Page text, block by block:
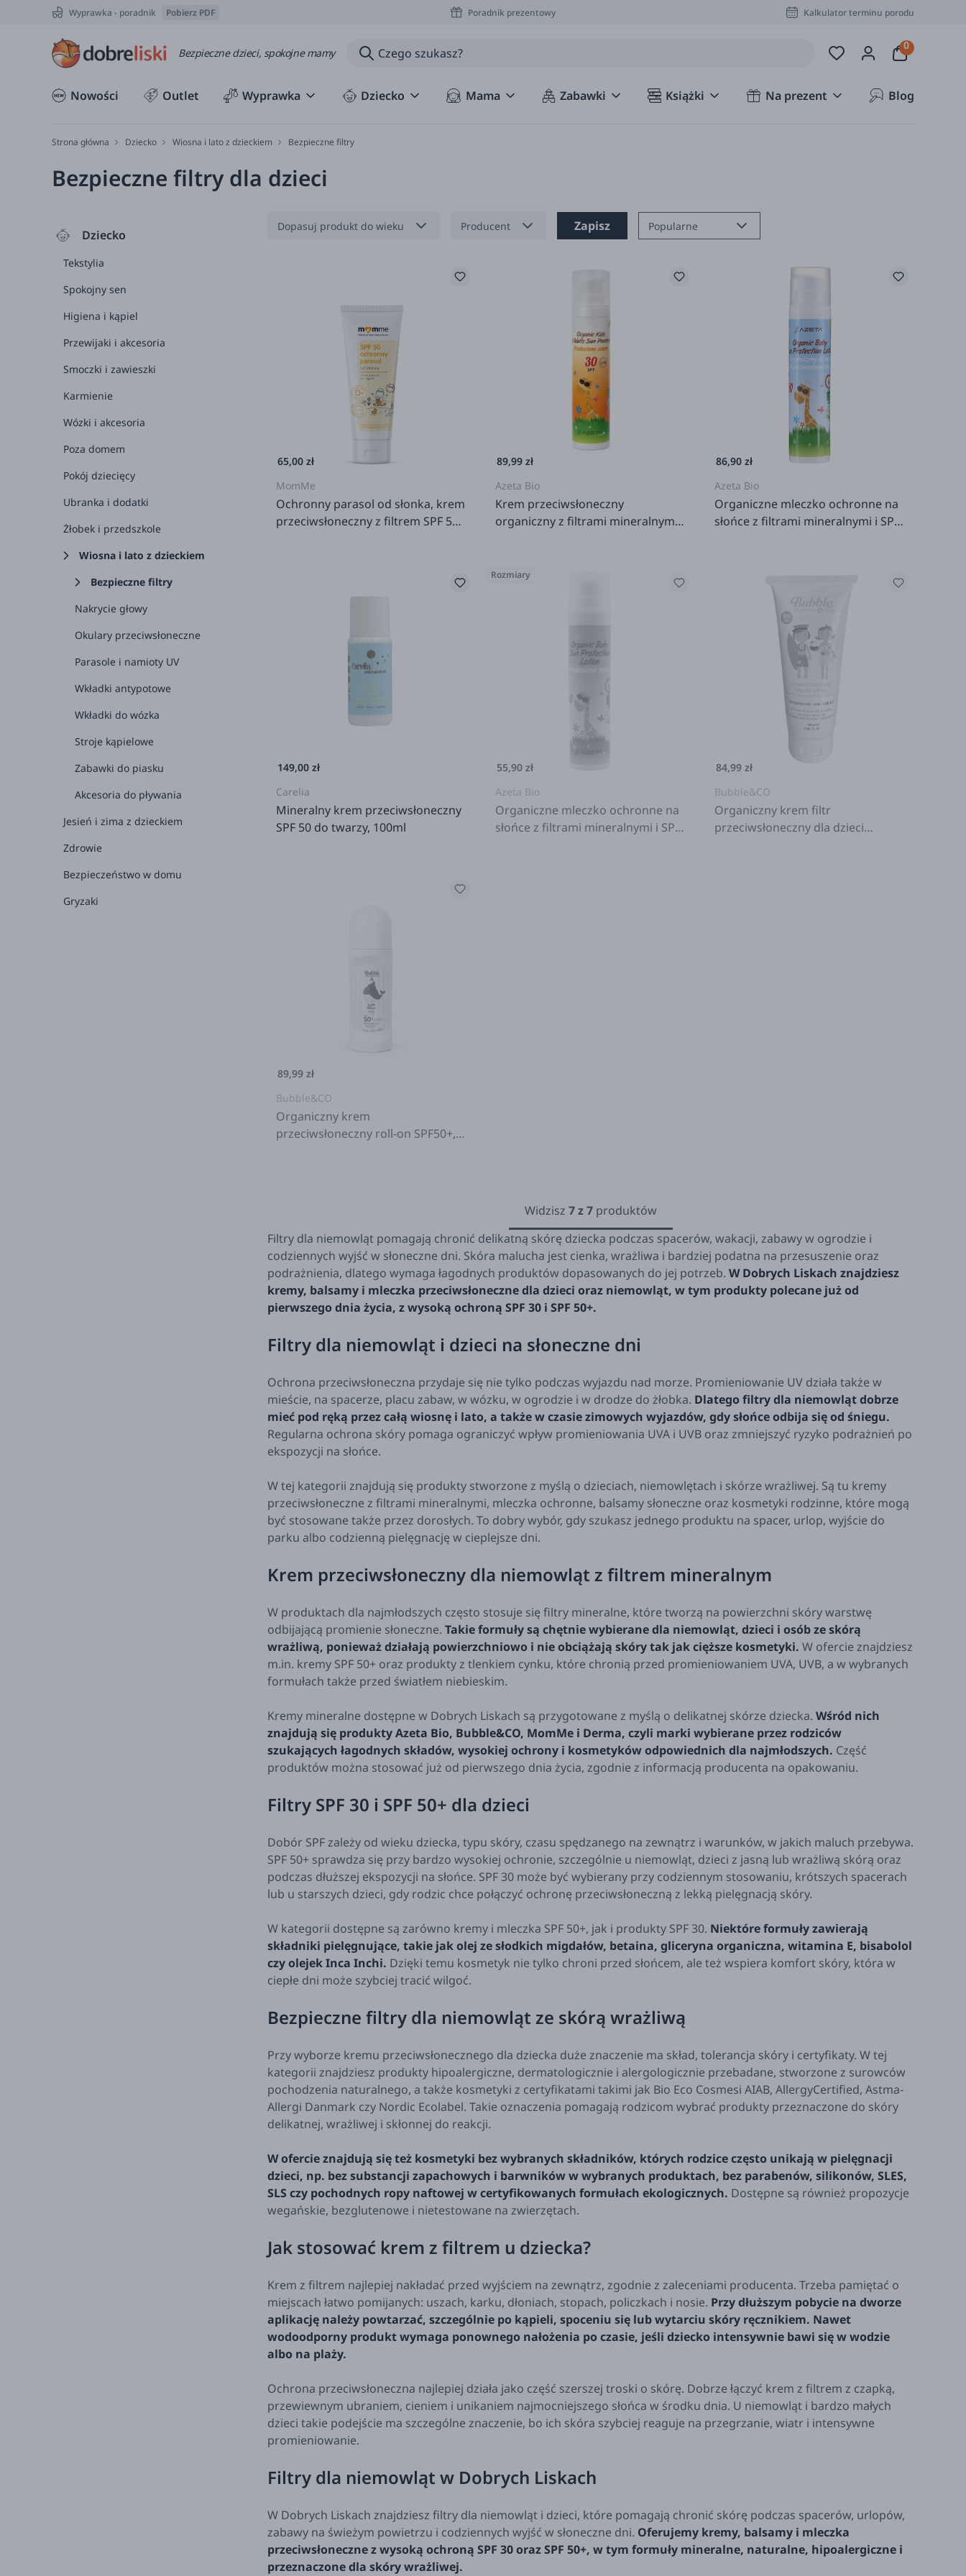
Wyprawka - poradnik Pobierz PDF Poradnik prezentowy Kalkulator terminu porodu
Bezpieczne dzieci, spokojne mamy
Nowości Outlet Wyprawka Dziecko Mama Zabawki Książki Na prezent Blog
Strona główna Dziecko Wiosna i lato z dzieckiem Bezpieczne filtry
Bezpieczne filtry dla dzieci
Dziecko
Tekstylia
Spokojny sen
Higiena i kąpiel
Przewijaki i akcesoria
Smoczki i zawieszki
Karmienie
Wózki i akcesoria
Poza domem
Pokój dziecięcy
Ubranka i dodatki
Żłobek i przedszkole
Wiosna i lato z dzieckiem
Bezpieczne filtry
Nakrycie głowy
Okulary przeciwsłoneczne
Parasole i namioty UV
Wkładki antypotowe
Wkładki do wózka
Stroje kąpielowe
Zabawki do piasku
Akcesoria do pływania
Jesień i zima z dzieckiem
Zdrowie
Bezpieczeństwo w domu
Gryzaki
Dopasuj produkt do wieku
6-12 miesięcy
8+
Producent Zapisz Popularne
65,00 zł
MomMe
Ochronny parasol od słonka, krem
przeciwsłoneczny z filtrem SPF 50,
89,99 zł
Azeta Bio
Krem przeciwsłoneczny
organiczny z filtrami mineralnymi i
86,90 zł
Azeta Bio
Organiczne mleczko ochronne na
słońce z filtrami mineralnymi i SPF
149,00 zł
Carelia
Mineralny krem przeciwsłoneczny
SPF 50 do twarzy, 100ml
Rozmiary
55,90 zł
Azeta Bio
Organiczne mleczko ochronne na
słońce z filtrami mineralnymi i SPF
84,99 zł
Bubble&CO
Organiczny krem filtr
przeciwsłoneczny dla dzieci
89,99 zł
Bubble&CO
Organiczny krem
przeciwsłoneczny roll-on SPF50+,
Widzisz 7z7 produktów
Filtry dla niemowląt pomagają chronić delikatną skórę dziecka podczas spacerów, wakacji, zabawy w ogrodzie i
codziennych wyjść w słoneczne dni. Skóra malucha jest cienka, wrażliwa i bardziej podatna na przesuszenie oraz
podrażnienia, dlatego wymaga łagodnych produktów dopasowanych do jej potrzeb. W Dobrych Liskach znajdziesz
kremy, balsamy i mleczka przeciwsłoneczne dla dzieci oraz niemowląt, w tym produkty polecane już od
pierwszego dnia życia, z wysoką ochroną SPF 30 i SPF 50+.
Filtry dla niemowląt i dzieci na słoneczne dni
Ochrona przeciwsłoneczna przydaje się nie tylko podczas wyjazdu nad morze. Promieniowanie UV działa także w
mieście, na spacerze, placu zabaw, w wózku, w ogrodzie i w drodze do żłobka. Dlatego filtry dla niemowląt dobrze
mieć pod ręką przez całą wiosnę i lato, a także w czasie zimowych wyjazdów, gdy słońce odbija się od śniegu.
Regularna ochrona skóry pomaga ograniczyć wpływ promieniowania UVA i UVB oraz zmniejszyć ryzyko podrażnień po
ekspozycji na słońce.
W tej kategorii znajdują się produkty stworzone z myślą o dzieciach, niemowlętach i skórze wrażliwej. Są tu kremy
przeciwsłoneczne z filtrami mineralnymi, mleczka ochronne, balsamy słoneczne oraz kosmetyki rodzinne, które mogą
być stosowane także przez dorosłych. To dobry wybór, gdy szukasz jednego produktu na spacer, urlop, wyjście do
parku albo codzienną pielęgnację w cieplejsze dni.
Krem przeciwsłoneczny dla niemowląt z filtrem mineralnym
W produktach dla najmłodszych często stosuje się filtry mineralne, które tworzą na powierzchni skóry warstwę
odbijającą promienie słoneczne. Takie formuły są chętnie wybierane dla niemowląt, dzieci i osób ze skórą
wrażliwą, ponieważ działają powierzchniowo i nie obciążają skóry tak jak cięższe kosmetyki. W ofercie znajdziesz
m.in. kremy SPF 50+ oraz produkty z tlenkiem cynku, które chronią przed promieniowaniem UVA, UVB, a w wybranych
formułach także przed światłem niebieskim.
Kremy mineralne dostępne w Dobrych Liskach są przygotowane z myślą o delikatnej skórze dziecka. Wśród nich
znajdują się produkty Azeta Bio, Bubble&CO, MomMe i Derma, czyli marki wybierane przez rodziców
szukających łagodnych składów, wysokiej ochrony i kosmetyków odpowiednich dla najmłodszych. Część
produktów można stosować już od pierwszego dnia życia, zgodnie z informacją producenta na opakowaniu.
Filtry SPF 30 i SPF 50+ dla dzieci
Dobór SPF zależy od wieku dziecka, typu skóry, czasu spędzanego na zewnątrz i warunków, w jakich maluch przebywa.
SPF 50+ sprawdza się przy bardzo wysokiej ochronie, szczególnie u niemowląt, dzieci z jasną lub wrażliwą skórą oraz
podczas dłuższej ekspozycji na słońce. SPF 30 może być wybierany przy codziennym stosowaniu, krótszych spacerach
lub u starszych dzieci, gdy rodzic chce połączyć ochronę przeciwsłoneczną z lekką pielęgnacją skóry.
W kategorii dostępne są zarówno kremy i mleczka SPF 50+, jak i produkty SPF 30. Niektóre formuły zawierają
składniki pielęgnujące, takie jak olej ze słodkich migdałów, betaina, gliceryna organiczna, witamina E, bisabolol
czy olejek Inca Inchi. Dzięki temu kosmetyk nie tylko chroni przed słońcem, ale też wspiera komfort skóry, która w
ciepłe dni może szybciej tracić wilgoć.
Bezpieczne filtry dla niemowląt ze skórą wrażliwą
Przy wyborze kremu przeciwsłonecznego dla dziecka duże znaczenie ma skład, tolerancja skóry i certyfikaty. W tej
kategorii znajdziesz produkty hipoalergiczne, dermatologicznie i alergologicznie przebadane, stworzone z surowców
pochodzenia naturalnego, a także kosmetyki z certyfikatami takimi jak Bio Eco Cosmesi AIAB, AllergyCertified, Astma-
Allergi Danmark czy Nordic Ecolabel. Takie oznaczenia pomagają rodzicom wybrać produkty przeznaczone do skóry
delikatnej, wrażliwej i skłonnej do reakcji.
W ofercie znajdują się też kosmetyki bez wybranych składników, których rodzice często unikają w pielęgnacji
dzieci, np. bez substancji zapachowych i barwników w wybranych produktach, bez parabenów, silikonów, SLES,
SLS czy pochodnych ropy naftowej w certyfikowanych formułach ekologicznych. Dostępne są również propozycje
wegańskie, bezglutenowe i nietestowane na zwierzętach.
Jak stosować krem z filtrem u dziecka?
Krem z filtrem najlepiej nakładać przed wyjściem na zewnątrz, zgodnie z zaleceniami producenta. Trzeba pamiętać o
miejscach łatwo pomijanych: uszach, karku, dłoniach, stopach, policzkach i nosie. Przy dłuższym pobycie na dworze
aplikację należy powtarzać, szczególnie po kąpieli, spoceniu się lub wytarciu skóry ręcznikiem. Nawet
wodoodporny produkt wymaga ponownego nałożenia po czasie, jeśli dziecko intensywnie bawi się w wodzie
albo na plaży.
Ochrona przeciwsłoneczna najlepiej działa jako część szerszej troski o skórę. Dobrze łączyć krem z filtrem z czapką,
przewiewnym ubraniem, cieniem i unikaniem najmocniejszego słońca w środku dnia. U niemowląt i bardzo małych
dzieci takie podejście ma szczególne znaczenie, bo ich skóra szybciej reaguje na przegrzanie, wiatr i intensywne
promieniowanie.
Filtry dla niemowląt w Dobrych Liskach
W Dobrych Liskach znajdziesz filtry dla niemowląt i dzieci, które pomagają chronić skórę podczas spacerów, urlopów,
zabawy na świeżym powietrzu i codziennych wyjść w słoneczne dni. Oferujemy kremy, balsamy i mleczka
przeciwsłoneczne z wysoką ochroną SPF 30 oraz SPF 50+, w tym formuły mineralne, naturalne, hipoalergiczne i
przeznaczone dla skóry wrażliwej.